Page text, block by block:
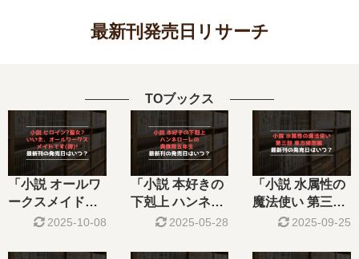
最新刊発売日リサーチ
TOブックス
「小説 オールワ
ークスメイド」
は完結した？最
はいつ？9巻の予
2025-10-08
「小説 本好きの
下剋上 ハンネロ
ーレの貴族…」
新刊2巻の発売日
2025-05-28
「小説 水属性の
魔法使い 第三部
東方諸国 …」は
刊4巻の発売日は
2025-09-25